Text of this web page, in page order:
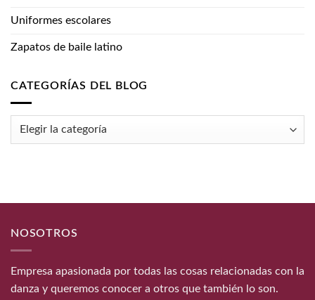
Uniformes escolares
Zapatos de baile latino
CATEGORÍAS DEL BLOG
Categorías
NOSOTROS
Empresa apasionada por todas las cosas relacionadas con la
danza y queremos conocer a otros que también lo son.